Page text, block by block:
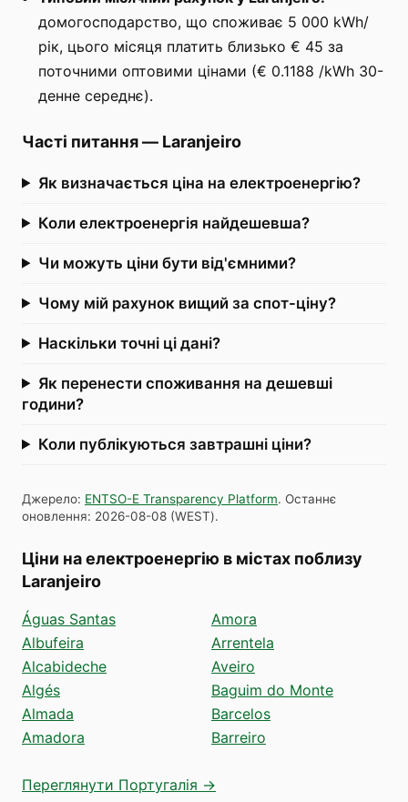
домогосподарство, що споживає 5 000 kWh/
рік, цього місяця платить близько € 45 за
поточними оптовими цінами (€ 0.1188 /kWh 30-
денне середнє).
Часті питання— Laranjeiro
Як визначається ціна на електроенергію?
Коли електроенергія найдешевша?
Чи можуть ціни бути від'ємними?
Чому мій рахунок вищий за спот-ціну?
Наскільки точні ці дані?
Як перенести споживання на дешевші
години?
Коли публікуються завтрашні ціни?
Джерело: ENTSO-E Transparency Platform. Останнє
оновлення: 2026-08-08 (WEST).
Ціни на електроенергію в містах поблизу
Laranjeiro
Águas Santas
Albufeira
Alcabideche
Algés
Almada
Amadora
Amora
Arrentela
Aveiro
Baguim do Monte
Barcelos
Barreiro
Переглянути Португалія →